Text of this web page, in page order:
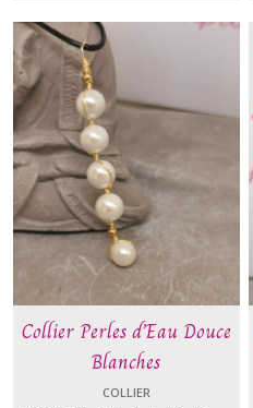
Collier Perles d’Eau Douce
Blanches
COLLIER